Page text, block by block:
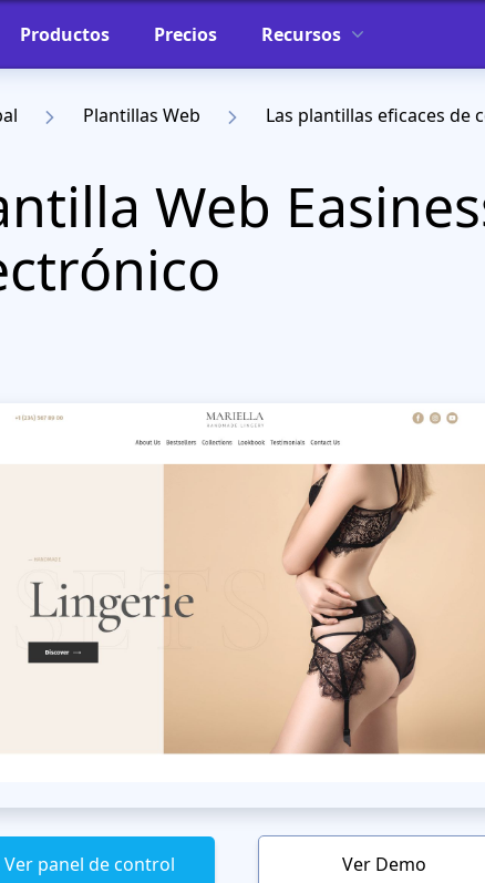
Productos Precios Recursos
Plantillas Web Las plantillas eficaces de
Web
Ver panel de control Ver Demo